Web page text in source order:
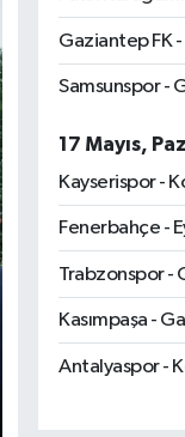
Gaziantep FK -
Samsunspor -
17 Mayıs,
Kayserispor -
Fenerbahçe -
Trabzonspor -
Kasımpaşa -
Antalyaspor -